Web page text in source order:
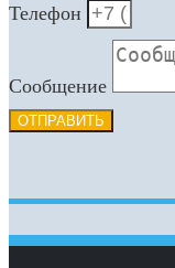
Телефон
Сообщение
ОТПРАВИТЬ